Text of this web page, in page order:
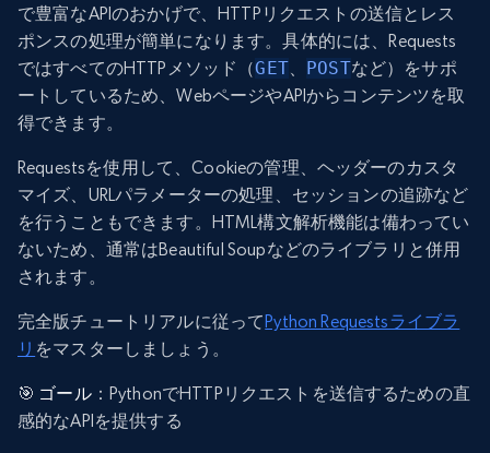
で豊富なAPIのおかげで、HTTPリクエストの送信とレス
ポンスの処理が簡単になります。具体的には、Requests
ではすべてのHTTPメソッド（GET、 POSTなど）をサポ
ートしているため、WebページやAPIからコンテンツを取
得できます。
Requestsを使用して、Cookieの管理、ヘッダーのカスタ
マイズ、URLパラメーターの処理、セッションの追跡など
を行うこともできます。HTML構文解析機能は備わってい
ないため、通常はBeautiful Soupなどのライブラリと併用
されます。
完全版チュートリアルに従ってPython Requestsライブラ
リ をマスターしましょう。
🎯 ゴール：PythonでHTTPリクエストを送信するための直
感的なAPIを提供する